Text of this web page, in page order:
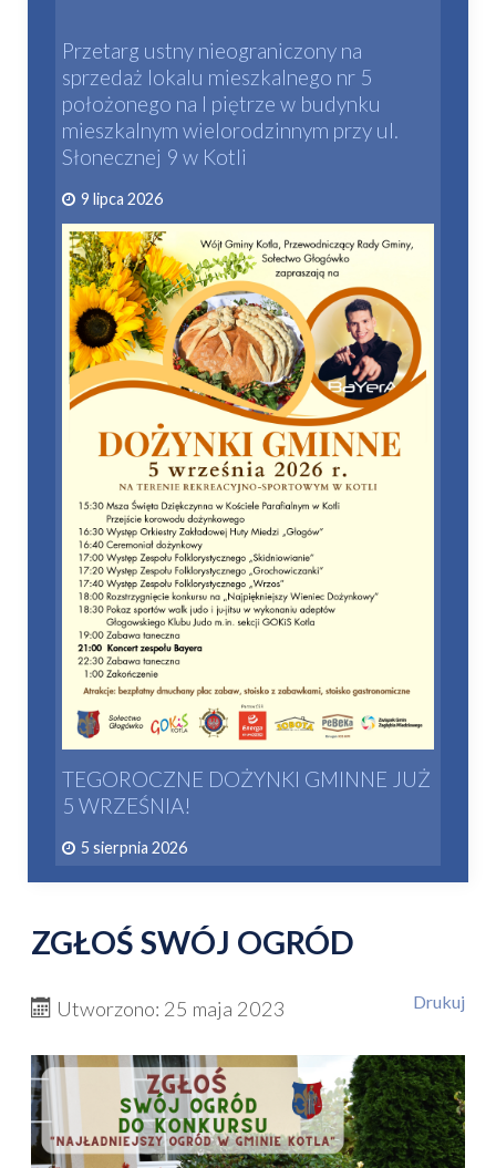
Przetarg ustny nieograniczony na
sprzedaż lokalu mieszkalnego nr 5
położonego na I piętrze w budynku
mieszkalnym wielorodzinnym przy ul.
Słonecznej 9 w Kotli
9 lipca 2026
TEGOROCZNE DOŻYNKI GMINNE JUŻ
5 WRZEŚNIA!
5 sierpnia 2026
ZGŁOŚ SWÓJ OGRÓD
Drukuj
Utworzono: 25 maja 2023